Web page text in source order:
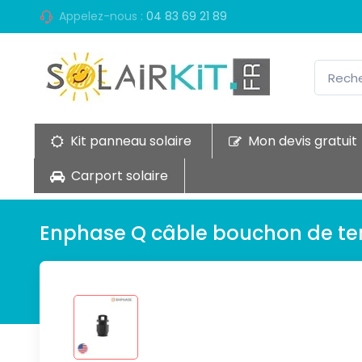
Appelez-nous : 04 83 69 21 89
Kit panneau solaire
Mon devis gratuit
Carport solaire
Enphase Q câble bouchon de